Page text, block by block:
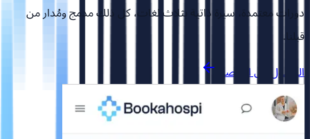
دورات معتمدة، سيرة ذاتية بثلاث لغات، كل ذلك مدمج ومُدار من
قبلنا.
الوصول إلى المنصة